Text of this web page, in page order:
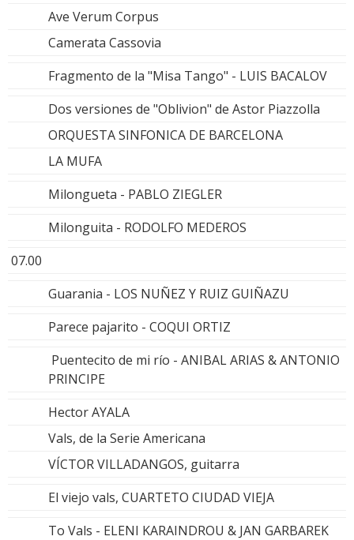
Ave Verum Corpus
Camerata Cassovia
Fragmento de la "Misa Tango" - LUIS BACALOV
Dos versiones de "Oblivion" de Astor Piazzolla
ORQUESTA SINFONICA DE BARCELONA
LA MUFA
Milongueta - PABLO ZIEGLER
Milonguita - RODOLFO MEDEROS
07.00
Guarania - LOS NUÑEZ Y RUIZ GUIÑAZU
Parece pajarito - COQUI ORTIZ
Puentecito de mi río - ANIBAL ARIAS & ANTONIO
PRINCIPE
Hector AYALA
Vals, de la Serie Americana
VÍCTOR VILLADANGOS, guitarra
El viejo vals, CUARTETO CIUDAD VIEJA
To Vals - ELENI KARAINDROU & JAN GARBAREK